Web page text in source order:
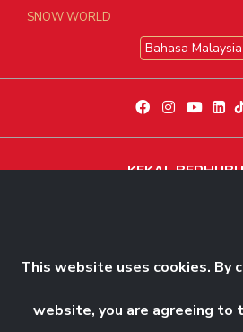
SNOW WORLD
Bahasa Malaysia
KEKAL
This website uses cookies. By
website, you are agreeing to